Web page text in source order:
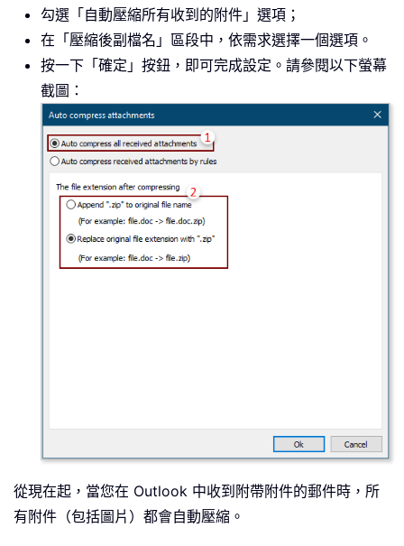
勾選「自動壓縮所有收到的附件」選項；
在「壓縮後副檔名」區段中，依需求選擇一個選項。
按一下「確定」按鈕，即可完成設定。請參閱以下螢幕
截圖：
從現在起，當您在 Outlook 中收到附帶附件的郵件時，所
有附件（包括圖片）都會自動壓縮。